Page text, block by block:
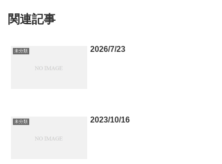
関連記事
未分類 2026/7/23
未分類 2023/10/16